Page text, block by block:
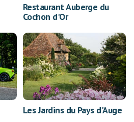
Restaurant Auberge du
Cochon d'Or
Les Jardins du Pays d'Auge